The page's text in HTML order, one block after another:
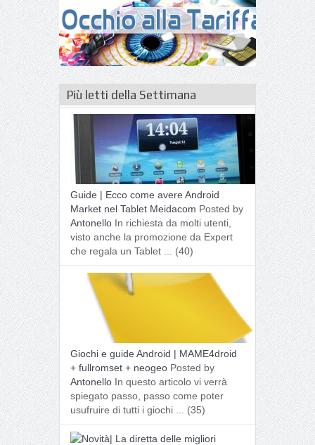
Più letti della Settimana
Guide | Ecco come avere Android
Market nel Tablet Meidacom Posted by
Antonello In richiesta da molti utenti,
visto anche la promozione da Expert
che regala un Tablet ...
(40)
Giochi e guide Android | MAME4droid
+ fullromset + neogeo Posted by
Antonello In questo articolo vi verrà
spiegato passo, passo come poter
usufruire di tutti i giochi ...
(35)